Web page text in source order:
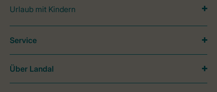
Urlaub mit Kindern
Service
Über Landal